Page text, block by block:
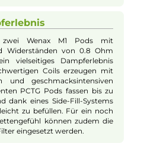
Das schlanke und leichte Gerät
zu-Lunge) Dampferlebnis,
integrierten 400 mAh Akku,
Pen eine maximale
16 Watt. Die Leistung wird